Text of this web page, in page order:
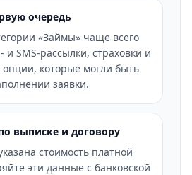
очередь
«Займы» чаще всего
SMS-рассылки, страховки и
которые могли быть
заявки.
выписке и договору
стоимость платной
эти данные с банковской